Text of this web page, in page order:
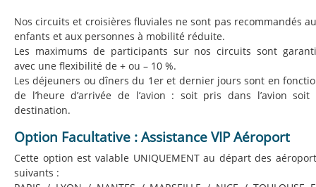
Nos circuits et croisières fluviales ne sont pas recommandés
enfants et aux personnes à mobilité réduite.
Les maximums de participants sur nos circuits sont
avec une flexibilité de + ou – 10 %.
Les déjeuners ou dîners du 1er et dernier jours sont en
de l’heure d’arrivée de l’avion : soit pris dans l’avion soit
destination.
Option Facultative : Assistance VIP Aéroport
Cette option est valable UNIQUEMENT au départ des
suivants :